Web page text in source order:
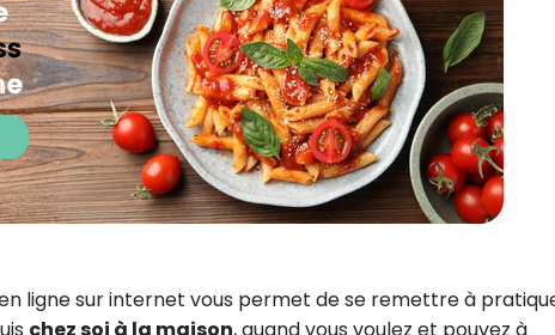
ligne sur internet vous permet de se remettre à
chez soi à la maison, quand vous voulez et pouvez à